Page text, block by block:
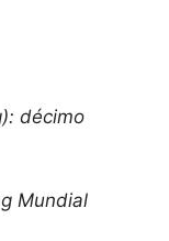
décimo
Mundial